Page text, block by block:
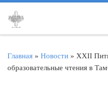
Перейти к содержимому
Главная » Новости » XXII
образовательные чтения в